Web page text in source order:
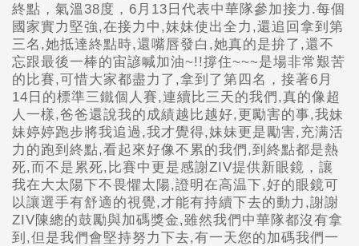
終點，氣溫38度，6月13日代表中華隊參加接力.每個
國家實力堅強,在接力中,妹妹使出全力,還追回拿到第
三名,她抵達終點時,還嘴唇發白,她真的是拚了,還不
忘跟最後一棒的宙諺喊加油~!!撐住~~~是場非常艱苦
的比賽,可惜大家都盡力了,拿到了第四名，接著6月
14日的標準三鐵個人賽,連續比三天的我們,真的像超
人一樣,爸爸還說我的成績越比越好,更勵害的事,我妹
妹婷婷跑步將我追過,我才覺得,妹妹更是勵害,充满活
力的跑到終點,看起來好像不累的我們,到終點都是熱
死,而不是累死,比賽中更是感謝ZIV提供新眼鏡，讓
我在大太陽下不畏懼太陽,證明在高温下,好的眼鏡可
以讓選手有舒適的視覺,才能有持續下去的動力,謝謝
ZIV陳總的鼓勵與加碼獎金,雖然我們中華隊都沒有拿
到,但是我們會堅持努力下去,有一天您的加碼我們一